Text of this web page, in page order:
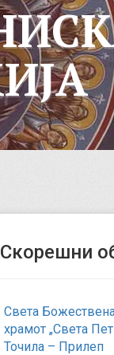
Скорешни
Света
храмот „Света
Точила – Прилеп